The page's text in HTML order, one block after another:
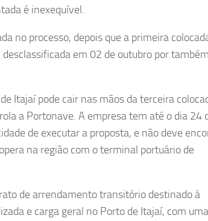
é inexequível.
no processo, depois que a primeira
em 02 de outubro por
Itajaí pode cair nas mãos da terceira
a Portonave. A empresa tem até o dia 24
de executar a proposta, e não deve
na região com o terminal portuário de
de arrendamento transitório destinado à
e carga geral no Porto de Itajaí, com uma